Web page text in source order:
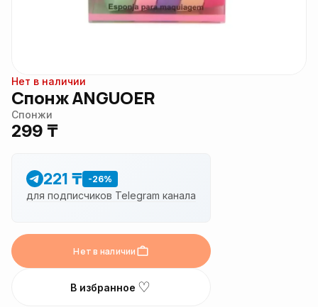
Нет в наличии
Спонж ANGUOER
Спонжи
299 ₸
221 ₸ -26%
для подписчиков Telegram канала
Нет в наличии
В избранное ♡